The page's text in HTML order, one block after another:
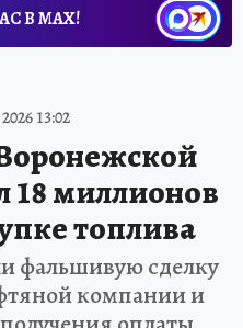
В МАХ!
13:02
18 миллионов
топлива
фальшивую сделку
компании и